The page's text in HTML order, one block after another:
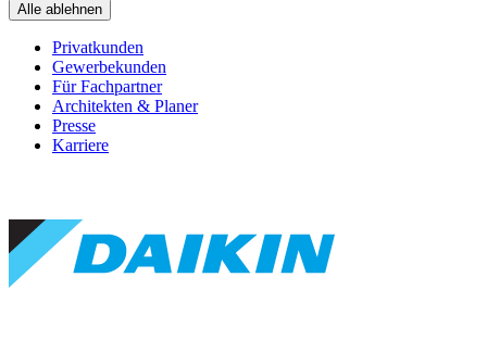
Alle ablehnen
Privatkunden
Gewerbekunden
Für Fachpartner
Architekten & Planer
Presse
Karriere